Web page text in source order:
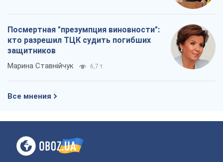
Посмертная "презумпция виновности":
кто разрешил ТЦК судить погибших
защитников
Марина Ставнійчук 6,7 т.
Все мнения